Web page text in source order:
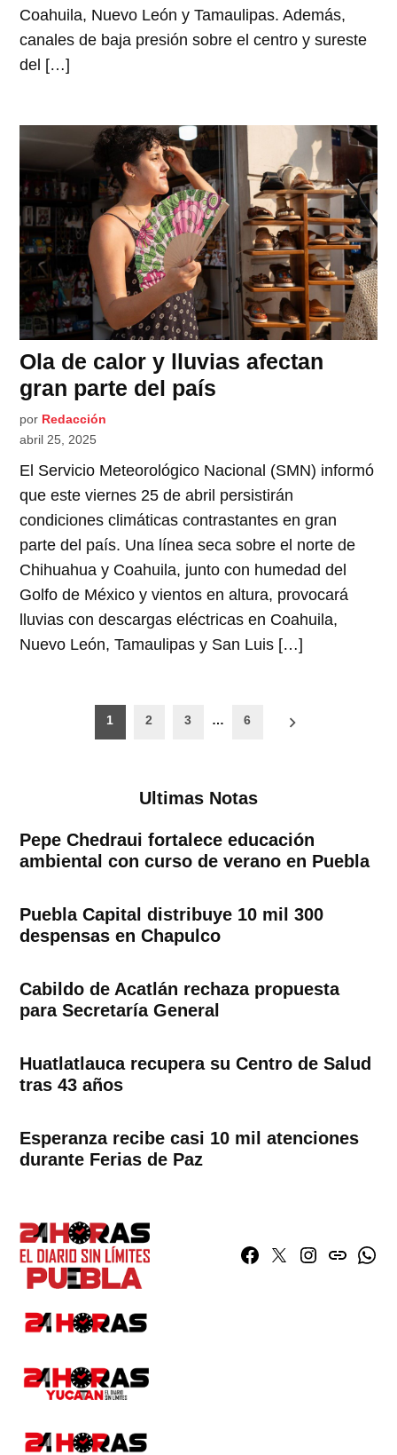
Coahuila, Nuevo León y Tamaulipas. Además,
canales de baja presión sobre el centro y sureste
del […]
Ola de calor y lluvias afectan
gran parte del país
por Redacción
abril 25, 2025
El Servicio Meteorológico Nacional (SMN) informó
que este viernes 25 de abril persistirán
condiciones climáticas contrastantes en gran
parte del país. Una línea seca sobre el norte de
Chihuahua y Coahuila, junto con humedad del
Golfo de México y vientos en altura, provocará
lluvias con descargas eléctricas en Coahuila,
Nuevo León, Tamaulipas y San Luis […]
Paginación
1 2 3 … 6
Ultimas Notas
Pepe Chedraui fortalece educación
ambiental con curso de verano en Puebla
Puebla Capital distribuye 10 mil 300
despensas en Chapulco
Cabildo de Acatlán rechaza propuesta
para Secretaría General
Huatlatlauca recupera su Centro de Salud
tras 43 años
Esperanza recibe casi 10 mil atenciones
durante Ferias de Paz
Facebook
TwitterInstagram
issuu